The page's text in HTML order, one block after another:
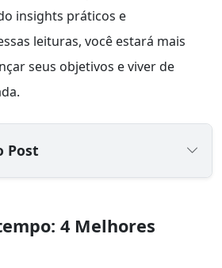
insights práticos e
leituras, você estará mais
seus objetivos e viver de
Post
4 Melhores